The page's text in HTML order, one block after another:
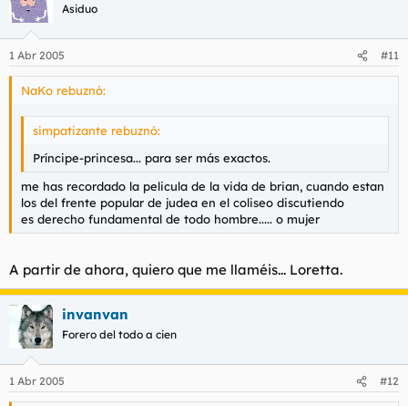
Asiduo
1 Abr 2005 #11
NaKo rebuznó:
simpatizante rebuznó:
Príncipe-princesa... para ser más exactos.
me has recordado la pelicula de la vida de brian, cuando estan
los del frente popular de judea en el coliseo discutiendo
es derecho fundamental de todo hombre..... o mujer
A partir de ahora, quiero que me llaméis... Loretta.
invanvan
Forero del todo a cien
1 Abr 2005 #12